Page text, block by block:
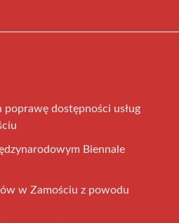
poprawę dostępności usług
Biennale
w Zamościu z powodu